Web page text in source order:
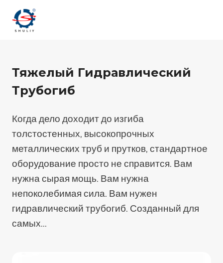
Перейти
Тяжелый Гидравлический
Трубогиб
Когда дело доходит до изгиба
толстостенных, высокопрочных
металлических труб и прутков, стандартное
оборудование просто не справится. Вам
нужна сырая мощь. Вам нужна
непоколебимая сила. Вам нужен
гидравлический трубогиб. Созданный для
самых...